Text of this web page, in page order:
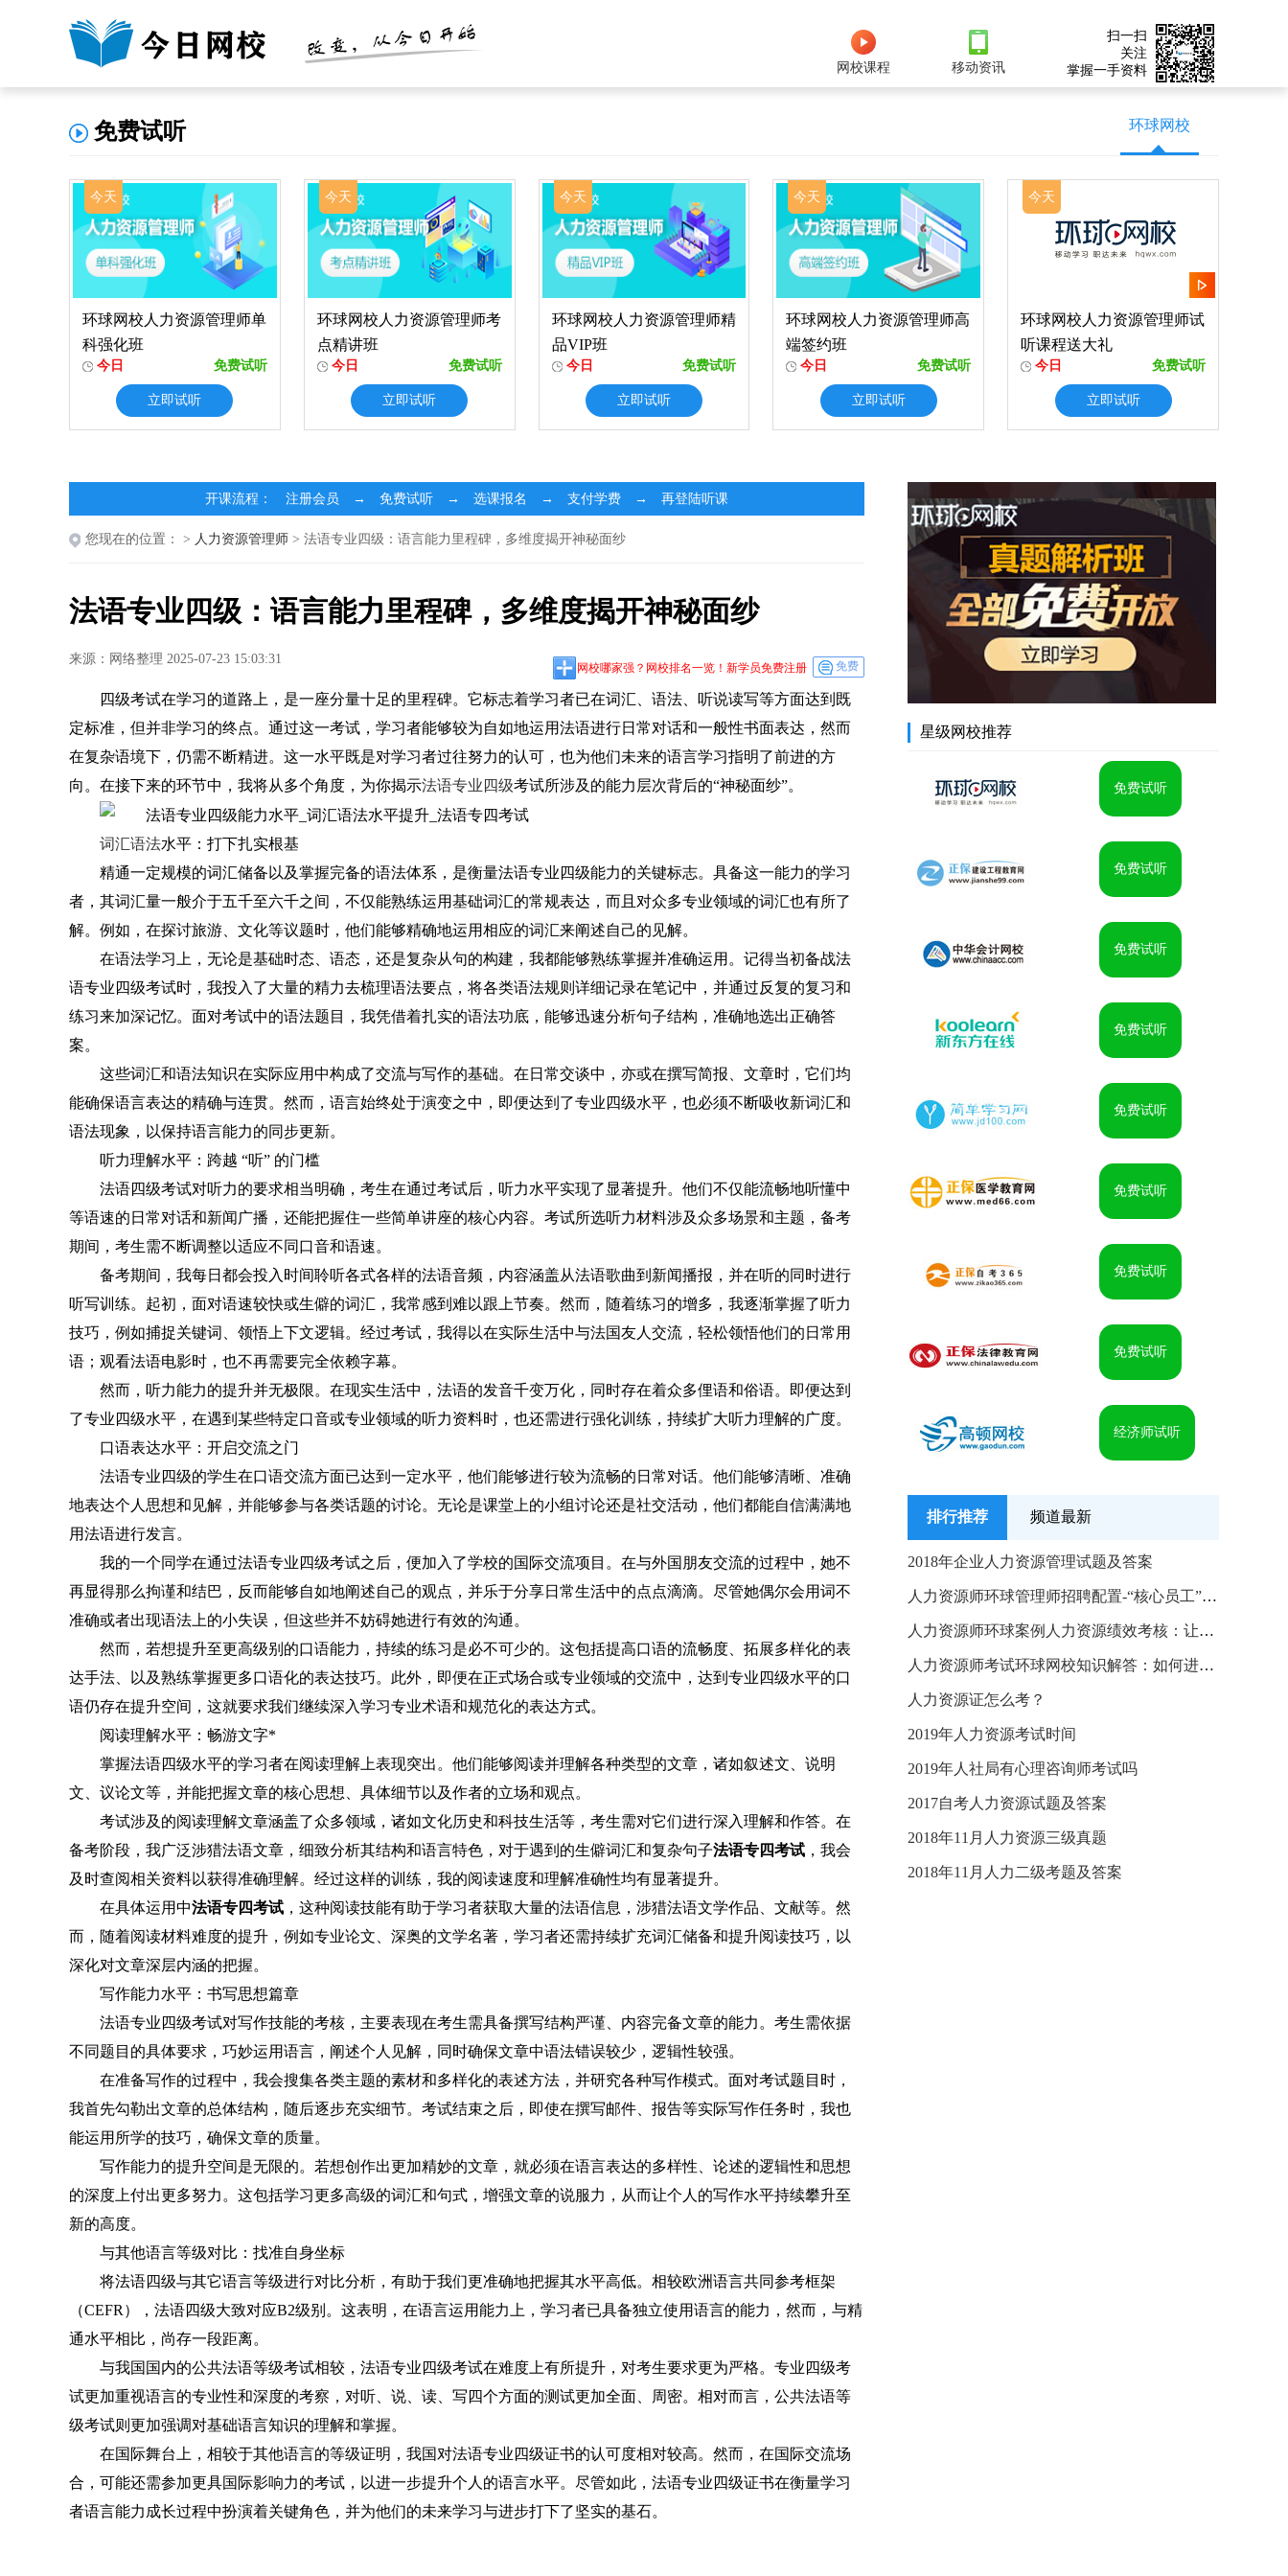
网校课程 移动资讯
扫一扫
关注
掌握一手资料
免费试听 环球网校
今天
环球网校人力资源管理师单
科强化班
今日 免费试听
立即试听
今天
环球网校人力资源管理师考
点精讲班
今日 免费试听
立即试听
今天
环球网校人力资源管理师精
品VIP班
今日 免费试听
立即试听
今天
环球网校人力资源管理师高
端签约班
今日 免费试听
立即试听
今天
环球网校人力资源管理师试
听课程送大礼
今日 免费试听
立即试听
开课流程： 注册会员 → 免费试听 → 选课报名 → 支付学费 → 再登陆听课
您现在的位置： > 人力资源管理师 > 法语专业四级：语言能力里程碑，多维度揭开神秘面纱
法语专业四级：语言能力里程碑，多维度揭开神秘面纱
来源：网络整理 2025-07-23 15:03:31
网校哪家强？网校排名一览！新学员免费注册 免费
四级考试在学习的道路上，是一座分量十足的里程碑。它标志着学习者已在词汇、语法、听说读写等方面达到既
定标准，但并非学习的终点。通过这一考试，学习者能够较为自如地运用法语进行日常对话和一般性书面表达，然而
在复杂语境下，仍需不断精进。这一水平既是对学习者过往努力的认可，也为他们未来的语言学习指明了前进的方
向。在接下来的环节中，我将从多个角度，为你揭示法语专业四级考试所涉及的能力层次背后的“神秘面纱”。
词汇语法水平：打下扎实根基
精通一定规模的词汇储备以及掌握完备的语法体系，是衡量法语专业四级能力的关键标志。具备这一能力的学习
者，其词汇量一般介于五千至六千之间，不仅能熟练运用基础词汇的常规表达，而且对众多专业领域的词汇也有所了
解。例如，在探讨旅游、文化等议题时，他们能够精确地运用相应的词汇来阐述自己的见解。
在语法学习上，无论是基础时态、语态，还是复杂从句的构建，我都能够熟练掌握并准确运用。记得当初备战法
语专业四级考试时，我投入了大量的精力去梳理语法要点，将各类语法规则详细记录在笔记中，并通过反复的复习和
练习来加深记忆。面对考试中的语法题目，我凭借着扎实的语法功底，能够迅速分析句子结构，准确地选出正确答
案。
这些词汇和语法知识在实际应用中构成了交流与写作的基础。在日常交谈中，亦或在撰写简报、文章时，它们均
能确保语言表达的精确与连贯。然而，语言始终处于演变之中，即便达到了专业四级水平，也必须不断吸收新词汇和
语法现象，以保持语言能力的同步更新。
听力理解水平：跨越 “听” 的门槛
法语四级考试对听力的要求相当明确，考生在通过考试后，听力水平实现了显著提升。他们不仅能流畅地听懂中
等语速的日常对话和新闻广播，还能把握住一些简单讲座的核心内容。考试所选听力材料涉及众多场景和主题，备考
期间，考生需不断调整以适应不同口音和语速。
备考期间，我每日都会投入时间聆听各式各样的法语音频，内容涵盖从法语歌曲到新闻播报，并在听的同时进行
听写训练。起初，面对语速较快或生僻的词汇，我常感到难以跟上节奏。然而，随着练习的增多，我逐渐掌握了听力
技巧，例如捕捉关键词、领悟上下文逻辑。经过考试，我得以在实际生活中与法国友人交流，轻松领悟他们的日常用
语；观看法语电影时，也不再需要完全依赖字幕。
然而，听力能力的提升并无极限。在现实生活中，法语的发音千变万化，同时存在着众多俚语和俗语。即便达到
了专业四级水平，在遇到某些特定口音或专业领域的听力资料时，也还需进行强化训练，持续扩大听力理解的广度。
口语表达水平：开启交流之门
法语专业四级的学生在口语交流方面已达到一定水平，他们能够进行较为流畅的日常对话。他们能够清晰、准确
地表达个人思想和见解，并能够参与各类话题的讨论。无论是课堂上的小组讨论还是社交活动，他们都能自信满满地
用法语进行发言。
我的一个同学在通过法语专业四级考试之后，便加入了学校的国际交流项目。在与外国朋友交流的过程中，她不
再显得那么拘谨和结巴，反而能够自如地阐述自己的观点，并乐于分享日常生活中的点点滴滴。尽管她偶尔会用词不
准确或者出现语法上的小失误，但这些并不妨碍她进行有效的沟通。
然而，若想提升至更高级别的口语能力，持续的练习是必不可少的。这包括提高口语的流畅度、拓展多样化的表
达手法、以及熟练掌握更多口语化的表达技巧。此外，即便在正式场合或专业领域的交流中，达到专业四级水平的口
语仍存在提升空间，这就要求我们继续深入学习专业术语和规范化的表达方式。
阅读理解水平：畅游文字*
掌握法语四级水平的学习者在阅读理解上表现突出。他们能够阅读并理解各种类型的文章，诸如叙述文、说明
文、议论文等，并能把握文章的核心思想、具体细节以及作者的立场和观点。
考试涉及的阅读理解文章涵盖了众多领域，诸如文化历史和科技生活等，考生需对它们进行深入理解和作答。在
备考阶段，我广泛涉猎法语文章，细致分析其结构和语言特色，对于遇到的生僻词汇和复杂句子法语专四考试 ，我会
及时查阅相关资料以获得准确理解。经过这样的训练，我的阅读速度和理解准确性均有显著提升。
在具体运用中法语专四考试 ，这种阅读技能有助于学习者获取大量的法语信息，涉猎法语文学作品、文献等。然
而，随着阅读材料难度的提升，例如专业论文、深奥的文学名著，学习者还需持续扩充词汇储备和提升阅读技巧，以
深化对文章深层内涵的把握。
写作能力水平：书写思想篇章
法语专业四级考试对写作技能的考核，主要表现在考生需具备撰写结构严谨、内容完备文章的能力。考生需依据
不同题目的具体要求，巧妙运用语言，阐述个人见解，同时确保文章中语法错误较少，逻辑性较强。
在准备写作的过程中，我会搜集各类主题的素材和多样化的表述方法，并研究各种写作模式。面对考试题目时，
我首先勾勒出文章的总体结构，随后逐步充实细节。考试结束之后，即使在撰写邮件、报告等实际写作任务时，我也
能运用所学的技巧，确保文章的质量。
写作能力的提升空间是无限的。若想创作出更加精妙的文章，就必须在语言表达的多样性、论述的逻辑性和思想
的深度上付出更多努力。这包括学习更多高级的词汇和句式，增强文章的说服力，从而让个人的写作水平持续攀升至
新的高度。
与其他语言等级对比：找准自身坐标
将法语四级与其它语言等级进行对比分析，有助于我们更准确地把握其水平高低。相较欧洲语言共同参考框架
（CEFR），法语四级大致对应B2级别。这表明，在语言运用能力上，学习者已具备独立使用语言的能力，然而，与精
通水平相比，尚存一段距离。
与我国国内的公共法语等级考试相较，法语专业四级考试在难度上有所提升，对考生要求更为严格。专业四级考
试更加重视语言的专业性和深度的考察，对听、说、读、写四个方面的测试更加全面、周密。相对而言，公共法语等
级考试则更加强调对基础语言知识的理解和掌握。
在国际舞台上，相较于其他语言的等级证明，我国对法语专业四级证书的认可度相对较高。然而，在国际交流场
合，可能还需参加更具国际影响力的考试，以进一步提升个人的语言水平。尽管如此，法语专业四级证书在衡量学习
者语言能力成长过程中扮演着关键角色，并为他们的未来学习与进步打下了坚实的基石。
星级网校推荐
免费试听
免费试听
免费试听
免费试听
免费试听
免费试听
免费试听
免费试听
经济师试听
排行推荐 频道最新
2018年企业人力资源管理试题及答案
人力资源师环球管理师招聘配置-“核心员工”招聘技巧
人力资源师环球案例人力资源绩效考核：让绩效管理成为核
人力资源师考试环球网校知识解答：如何进行职位评估
人力资源证怎么考？
2019年人力资源考试时间
2019年人社局有心理咨询师考试吗
2017自考人力资源试题及答案
2018年11月人力资源三级真题
2018年11月人力二级考题及答案